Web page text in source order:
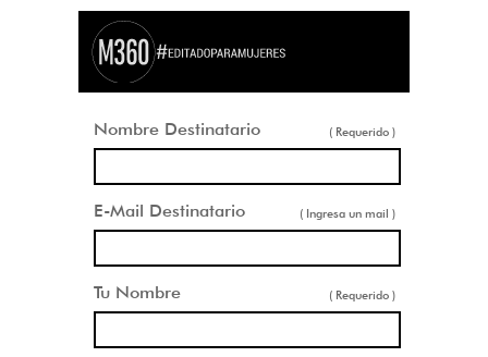
Nombre Destinatario ( Requerido )
E-Mail Destinatario ( Ingresa un mail )
Tu Nombre ( Requerido )